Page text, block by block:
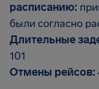
расписанию:
были согласно
Длительные
101
Отмены рейсов: